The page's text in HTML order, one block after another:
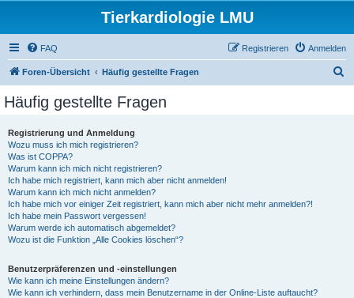
Tierkardiologie LMU
FAQ Anmelden
Registrieren
Foren-Übersicht Häufig gestellte Fragen
Häufig gestellte Fragen
Registrierung und Anmeldung
Wozu muss ich mich registrieren?
Was ist COPPA?
Warum kann ich mich nicht registrieren?
Ich habe mich registriert, kann mich aber nicht anmelden!
Warum kann ich mich nicht anmelden?
Ich habe mich vor einiger Zeit registriert, kann mich aber nicht mehr anmelden?!
Ich habe mein Passwort vergessen!
Warum werde ich automatisch abgemeldet?
Wozu ist die Funktion „Alle Cookies löschen“?
Benutzerpräferenzen und -einstellungen
Wie kann ich meine Einstellungen ändern?
Wie kann ich verhindern, dass mein Benutzername in der Online-Liste auftaucht?